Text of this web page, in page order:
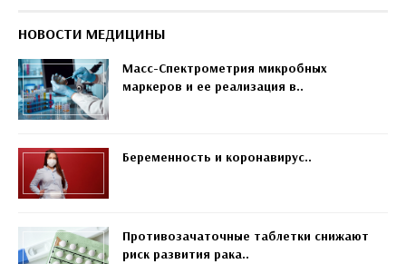
НОВОСТИ МЕДИЦИНЫ
Масс-Спектрометрия микробных
маркеров и ее реализация в..
Беременность и коронавирус..
Противозачаточные таблетки снижают
риск развития рака..